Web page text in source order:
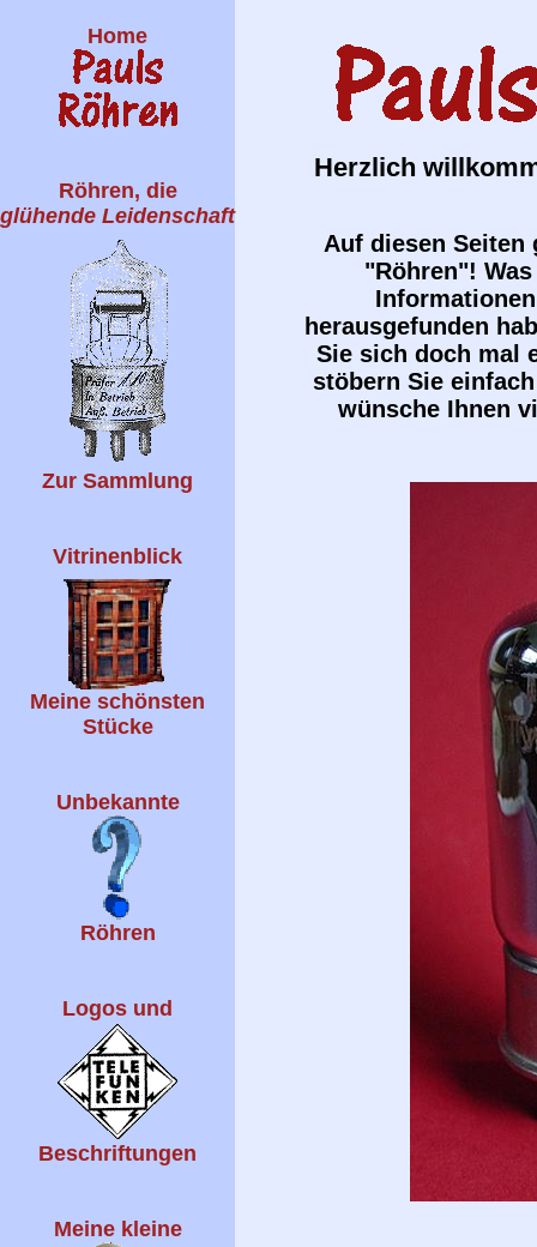
Home
Röhren, die
glühende Leidenschaft
Zur Sammlung
Vitrinenblick
Meine schönsten
Stücke
Unbekannte
Röhren
Logos und
Beschriftungen
Meine kleine
Herzlich
Auf diesen Seiten
"Röhren"!
herausgefunden
Sie sich doch mal
stöbern Sie
wünsche Ihnen